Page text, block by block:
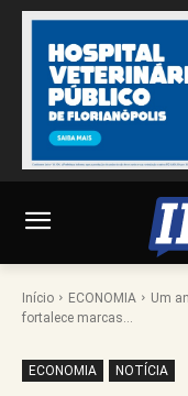
Início ECONOMIA
Um
fortalece marcas...
ECONOMIA NOTÍCIA